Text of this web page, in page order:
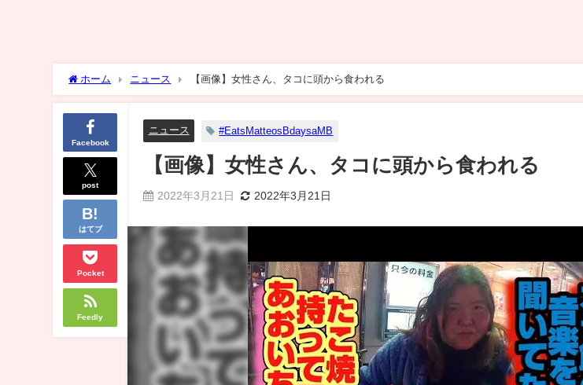
ホーム ニュース 【画像】女性さん、タコに頭から食われる
Facebook
post
はてブ
Pocket
Feedly
ニュース #EatsMatteosBdaysaMB
【画像】女性さん、タコに頭から食われる
2022年3月21日 2022年3月21日